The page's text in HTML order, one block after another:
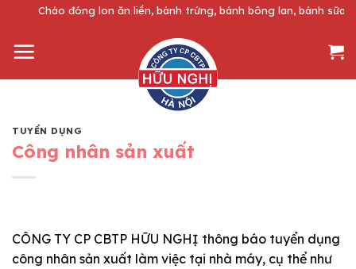
content
Cháo đóng lon ăn liền, bánh trứng, bánh bông lan, bánh sữa
TUYỂN DỤNG
Công nhân sản xuất
CÔNG TY CP CBTP HỮU NGHỊ thông báo tuyển dụng
công nhân sản xuất làm việc tại nhà máy, cụ thể như